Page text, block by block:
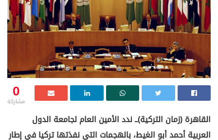
0
مشاركة
القاهرة (زمان التركية)ــ ندد الأمين العام لجامعة الدول
العربية أحمد أبو الغيط، بالهجمات التي نفذتها تركيا في إطار